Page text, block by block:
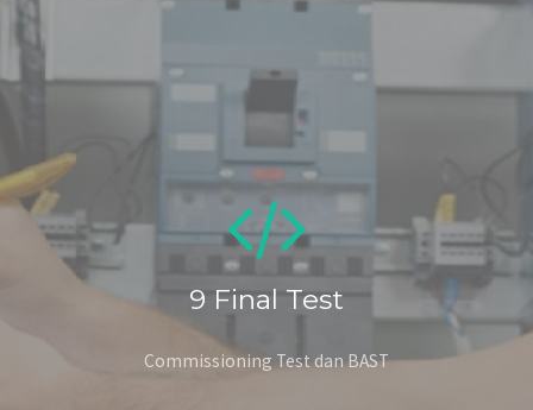
9 Final Test
Commissioning Test dan BAST